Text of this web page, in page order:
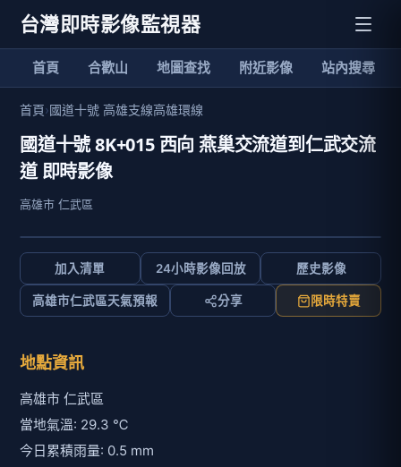
台灣即時影像監視器
首頁 合歡山 地圖查找 附近影像 站內搜尋
首頁›國道十號 高雄支線高雄環線
國道十號 8K+015 西向 燕巢交流道到仁武交流
道 即時影像
高雄市 仁武區
加入清單 24小時影像回放 歷史影像
高雄市仁武區天氣預報 分享 限時特賣
地點資訊
高雄市 仁武區
當地氣溫: 29.3 ℃
今日累積雨量: 0.5 mm